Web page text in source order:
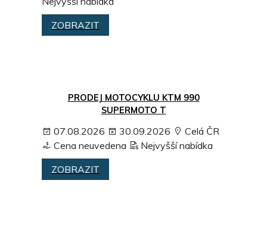
ZOBRAZIT
PRODEJ MOTOCYKLU KTM 990
SUPERMOTO T
07.08.2026 30.09.2026
Celá ČR
Cena neuvedena
Nejvyšší nabídka
ZOBRAZIT